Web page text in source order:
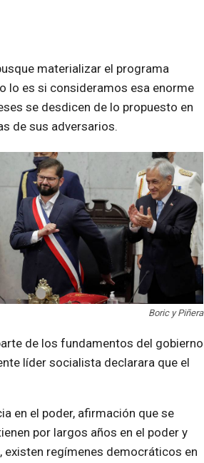
materializar el programa
lo es si consideramos esa enorme
se desdicen de lo propuesto en
de sus adversarios.
Boric y Piñera
de los fundamentos del gobierno
líder socialista declarara que el
en el poder, afirmación que se
por largos años en el poder y
regímenes democráticos en